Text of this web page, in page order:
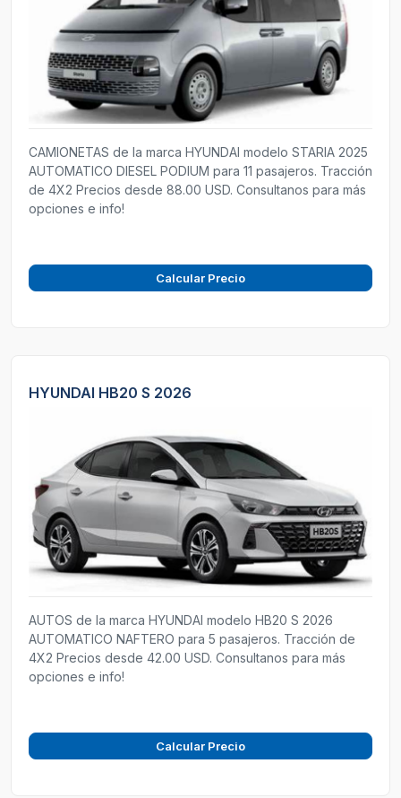
CAMIONETAS de la marca HYUNDAI modelo STARIA 2025
AUTOMATICO DIESEL PODIUM para 11 pasajeros. Tracción
de 4X2 Precios desde 88.00 USD. Consultanos para más
opciones e info!
Calcular Precio
HYUNDAI HB20 S 2026
AUTOS de la marca HYUNDAI modelo HB20 S 2026
AUTOMATICO NAFTERO para 5 pasajeros. Tracción de
4X2 Precios desde 42.00 USD. Consultanos para más
opciones e info!
Calcular Precio